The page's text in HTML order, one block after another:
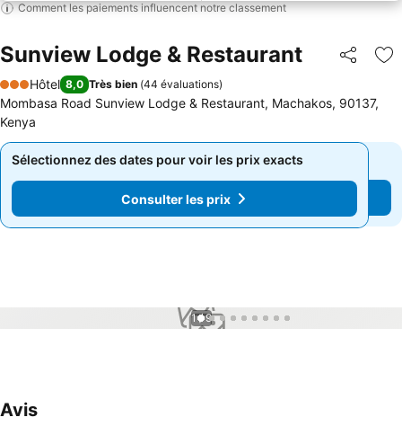
Comment les paiements influencent notre classement
Sunview Lodge & Restaurant Partager
3 Étoiles
Hôtel 8,0 Très bien (44 évaluations)
Mombasa Road Sunview Lodge & Restaurant, Machakos, 90137,
Kenya
Sélectionnez des dates pour voir les prix exacts
Consulter les prix
Sélectionnez des dates pour voir les prix exacts
Consulter les prix
1 / 9
Avis